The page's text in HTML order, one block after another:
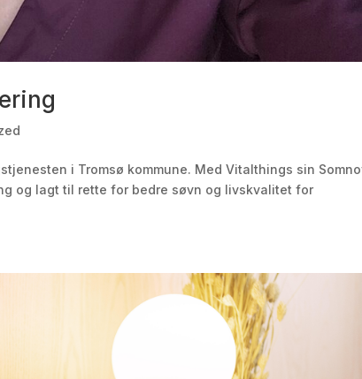
i Tromsø kommune. Med Vitalthings sin
og lagt til rette for bedre søvn og livskvalitet for